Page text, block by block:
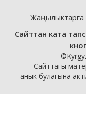
Жаңылыктарга
Сайттан ката
Сайттагы
анык булагына